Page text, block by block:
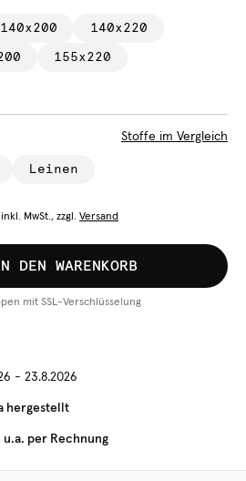
140x200 140x220
155x220
Stoffe im Vergleich
Leinen
inkl. MwSt., zzgl. Versand
DEN WARENKORB
mit SSL-Verschlüsselung
- 23.8.2026
hergestellt
u.a. per Rechnung